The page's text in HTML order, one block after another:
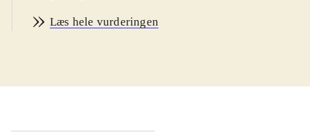
og grimt sprog. Ikonerne er i dén
Atelier-serie, og det tredje som er
Gameplay er i store træk meget
Læs hele vurderingen